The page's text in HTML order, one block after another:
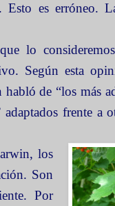
Esto es erróneo.
lo
Según esta
de “los más
frente a
los
Son
Por